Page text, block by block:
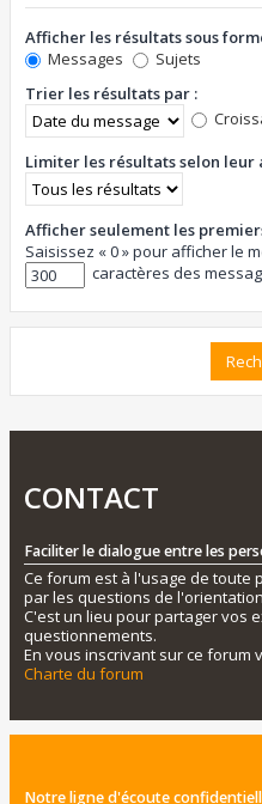
Afficher les résultats sous
Messages
Sujets
Trier les résultats par :
Limiter les résultats selon leur
Afficher seulement les
Saisissez « 0 » pour afficher le
caractères des
CONTACT
Faciliter le dialogue entre les
Ce forum est à l'usage de toute
par les questions de
C'est un lieu pour partager vos
questionnements.
En vous inscrivant sur ce forum
Charte du forum
Notre ligne d'écoute